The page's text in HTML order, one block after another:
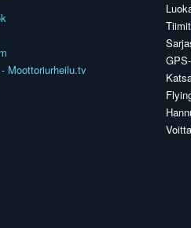
Moottoriurheilu.tv
Tiimit